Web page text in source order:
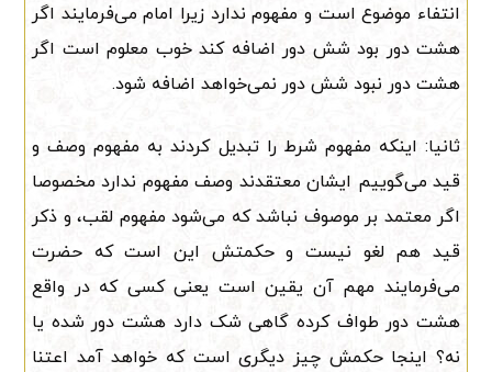
انتفاء موضوع است و مفهوم ندارد زیرا امام می‌فرمایند اگر
هشت دور بود شش دور اضافه کند خوب معلوم است اگر
هشت دور نبود شش دور نمی‌خواهد اضافه شود.
ثانیا: اینکه مفهوم شرط را تبدیل کردند به مفهوم وصف و
قید می‌گوییم ایشان معتقدند وصف مفهوم ندارد مخصوصا
اگر معتمد بر موصوف نباشد که می‌شود مفهوم لقب، و ذکر
قید هم لغو نیست و حکمتش این است که حضرت
می‌فرمایند مهم آن یقین است یعنی کسی که در واقع
هشت دور طواف کرده گاهی شک دارد هشت دور شده یا
نه؟ اینجا حکمش چیز دیگری است که خواهد آمد اعتنا